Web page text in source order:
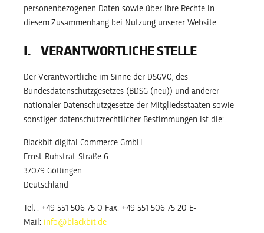
personenbezogenen Daten sowie über Ihre Rechte in
diesem Zusammenhang bei Nutzung unserer Website.
I. VERANTWORTLICHE STELLE
Der Verantwortliche im Sinne der DSGVO, des
Bundesdatenschutzgesetzes (BDSG (neu)) und anderer
nationaler Datenschutzgesetze der Mitgliedsstaaten sowie
sonstiger datenschutzrechtlicher Bestimmungen ist die:
Blackbit digital Commerce GmbH
Ernst-Ruhstrat-Straße 6
37079 Göttingen
Deutschland
Tel. : +49 551 506 75 0 Fax: +49 551 506 75 20 E-
Mail: info@blackbit.de